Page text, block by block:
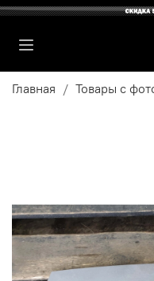
Главная Товары с